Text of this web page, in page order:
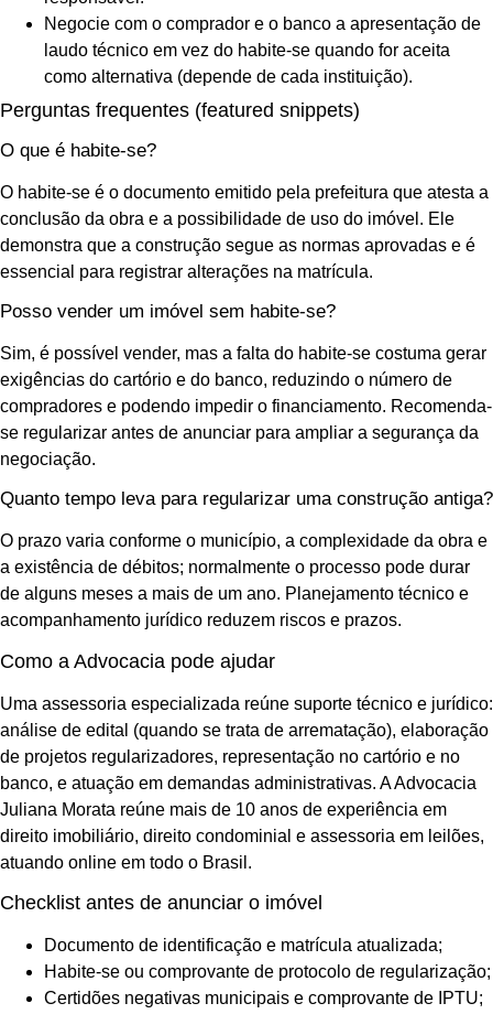
Negocie com o comprador e o banco a apresentação de
laudo técnico em vez do habite-se quando for aceita
como alternativa (depende de cada instituição).
Perguntas frequentes (featured snippets)
O que é habite-se?
O habite-se é o documento emitido pela prefeitura que atesta a
conclusão da obra e a possibilidade de uso do imóvel. Ele
demonstra que a construção segue as normas aprovadas e é
essencial para registrar alterações na matrícula.
Posso vender um imóvel sem habite-se?
Sim, é possível vender, mas a falta do habite-se costuma gerar
exigências do cartório e do banco, reduzindo o número de
compradores e podendo impedir o financiamento. Recomenda-
se regularizar antes de anunciar para ampliar a segurança da
negociação.
Quanto tempo leva para regularizar uma construção antiga?
O prazo varia conforme o município, a complexidade da obra e
a existência de débitos; normalmente o processo pode durar
de alguns meses a mais de um ano. Planejamento técnico e
acompanhamento jurídico reduzem riscos e prazos.
Como a Advocacia pode ajudar
Uma assessoria especializada reúne suporte técnico e jurídico:
análise de edital (quando se trata de arrematação), elaboração
de projetos regularizadores, representação no cartório e no
banco, e atuação em demandas administrativas. A Advocacia
Juliana Morata reúne mais de 10 anos de experiência em
direito imobiliário, direito condominial e assessoria em leilões,
atuando online em todo o Brasil.
Checklist antes de anunciar o imóvel
Documento de identificação e matrícula atualizada;
Habite-se ou comprovante de protocolo de regularização;
Certidões negativas municipais e comprovante de IPTU;